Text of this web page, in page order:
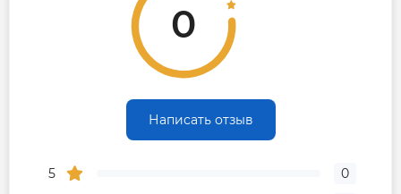
0
Написать отзыв
5
0